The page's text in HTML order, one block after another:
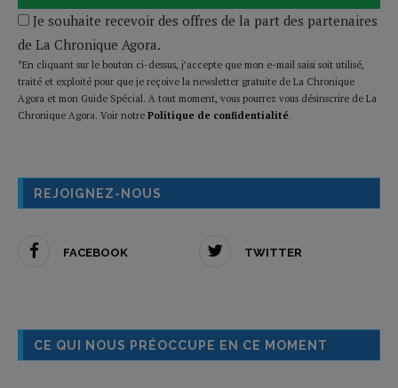
Je souhaite recevoir des offres de la part des partenaires
de La Chronique Agora.
*En cliquant sur le bouton ci-dessus, j’accepte que mon e-mail saisi soit utilisé,
traité et exploité pour que je reçoive la newsletter gratuite de La Chronique
Agora et mon Guide Spécial. A tout moment, vous pourrez vous désinscrire de La
Chronique Agora. Voir notre Politique de confidentialité.
REJOIGNEZ-NOUS
FACEBOOK TWITTER
CE QUI NOUS PRÉOCCUPE EN CE MOMENT